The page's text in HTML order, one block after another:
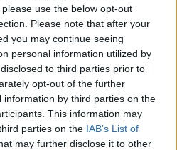
use the below opt-out
Please note that after your
you may continue seeing
personal information utilized by
to third parties prior to
opt-out of the further
by third parties on the
This information may
parties on the IAB’s List of
may further disclose it to other